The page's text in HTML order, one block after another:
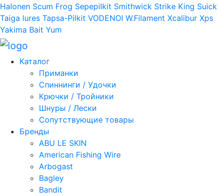
Halonen Scum Frog Sepepilkit Smithwick Strike King Suick
Taiga lures Tapsa-Pilkit VODENOI W.Filament Xcalibur Xps
Yakima Bait Yum
Каталог
Приманки
Спиннинги / Удочки
Крючки / Тройники
Шнуры / Лески
Сопутствующие товары
Бренды
ABU LE SKIN
American Fishing Wire
Arbogast
Bagley
Bandit